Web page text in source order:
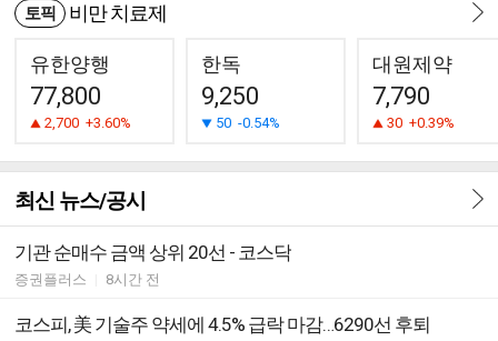
토픽 비만 치료제
유한양행
77,800
2,700 +3.60%
한독
9,250
50 -0.54%
대원제약
7,790
30 +0.39%
최신 뉴스/공시
기관 순매수 금액 상위 20선 - 코스닥
증권플러스 8시간 전
코스피, 美 기술주 약세에 4.5% 급락 마감…6290선 후퇴